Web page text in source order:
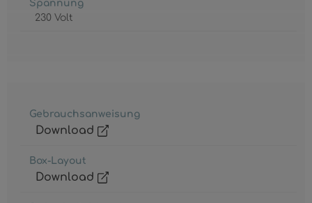
Spannung
230 Volt
Gebrauchsanweisung
Download
Box-Layout
Download